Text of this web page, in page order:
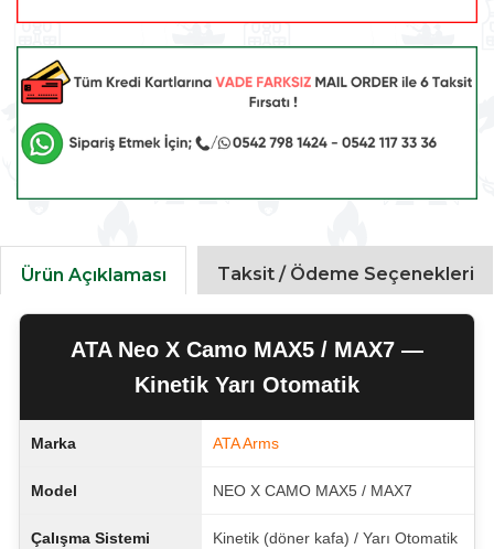
Ürün Açıklaması Taksit / Ödeme Seçenekleri
ATA Neo X Camo MAX5 / MAX7 —
Kinetik Yarı Otomatik
Marka ATA Arms
Model NEO X CAMO MAX5 / MAX7
Çalışma Sistemi Kinetik (döner kafa) / Yarı Otomatik